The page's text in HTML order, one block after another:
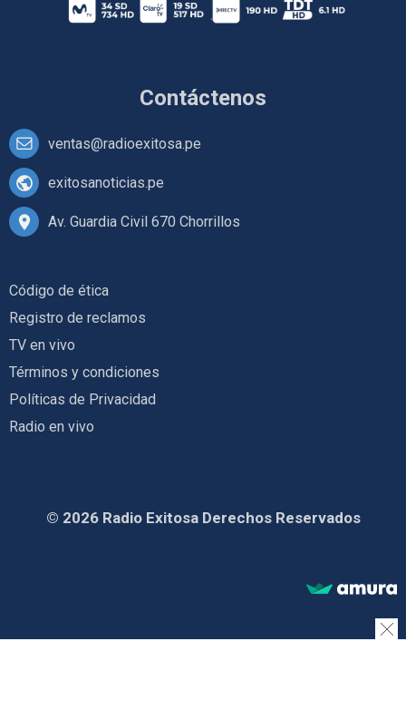
Contáctenos
ventas@radioexitosa.pe
exitosanoticias.pe
Av. Guardia Civil 670 Chorrillos
Código de ética
Registro de reclamos
TV en vivo
Términos y condiciones
Políticas de Privacidad
Radio en vivo
© 2026 Radio Exitosa Derechos Reservados